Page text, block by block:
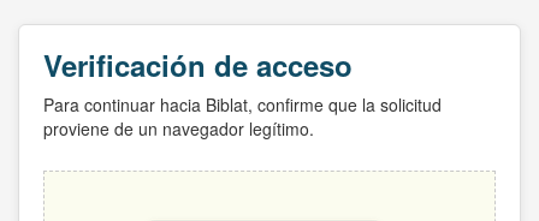
Verificación de acceso
Para continuar hacia Biblat, confirme que la solicitud
proviene de un navegador legítimo.